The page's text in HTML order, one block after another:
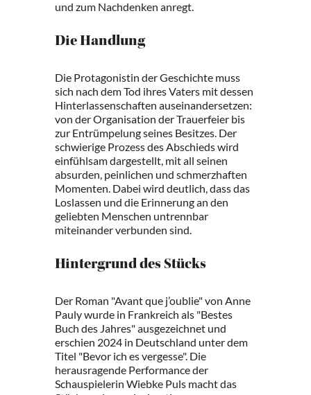
und zum Nachdenken anregt.
Die Handlung
Die Protagonistin der Geschichte muss
sich nach dem Tod ihres Vaters mit dessen
Hinterlassenschaften auseinandersetzen:
von der Organisation der Trauerfeier bis
zur Entrümpelung seines Besitzes. Der
schwierige Prozess des Abschieds wird
einfühlsam dargestellt, mit all seinen
absurden, peinlichen und schmerzhaften
Momenten. Dabei wird deutlich, dass das
Loslassen und die Erinnerung an den
geliebten Menschen untrennbar
miteinander verbunden sind.
Hintergrund des Stücks
Der Roman "Avant que j’oublie" von Anne
Pauly wurde in Frankreich als "Bestes
Buch des Jahres" ausgezeichnet und
erschien 2024 in Deutschland unter dem
Titel "Bevor ich es vergesse". Die
herausragende Performance der
Schauspielerin Wiebke Puls macht das